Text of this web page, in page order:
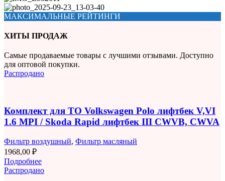
МАКСИМАЛЬНЫЕ РЕЙТИНГИ
ХИТЫ ПРОДАЖ
Самые продаваемые товары с лучшими отзывами. Доступно
для оптовой покупки.
Распродано
Комплект для ТО Volkswagen Polo лифтбек V,VI
1.6 MPI / Skoda Rapid лифтбек III CWVB, CWVA
Фильтр воздушный, Фильтр масляный
1968,00 ₽
Подробнее
Распродано